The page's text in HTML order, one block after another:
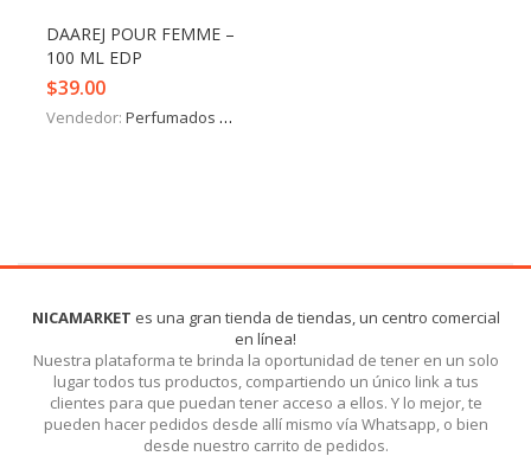
DAAREJ POUR FEMME –
100 ML EDP
$39.00
Vendedor: Perfumados y más
NICAMARKET es una gran tienda de tiendas, un centro comercial
en línea!
Nuestra plataforma te brinda la oportunidad de tener en un solo
lugar todos tus productos, compartiendo un único link a tus
clientes para que puedan tener acceso a ellos. Y lo mejor, te
pueden hacer pedidos desde allí mismo vía Whatsapp, o bien
desde nuestro carrito de pedidos.